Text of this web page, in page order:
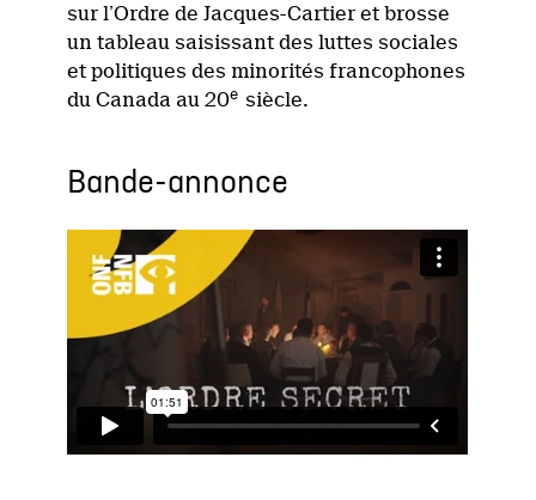
sur l’Ordre de Jacques-Cartier et brosse
un tableau saisissant des luttes sociales
et politiques des minorités francophones
du Canada au 20e siècle.
Bande-annonce